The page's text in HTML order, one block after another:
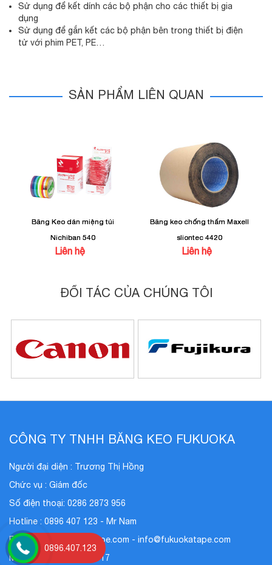
Sử dụng để kết dính các bộ phận cho các thiết bị gia
dụng
Sử dụng để gắn kết các bộ phận bên trong thiết bị điện
tử với phim PET, PE…
SẢN PHẨM LIÊN QUAN
Băng Keo dán miệng túi
Nichiban 540
Liên hệ
Băng keo chống thấm Maxell
sliontec 4420
Liên hệ
ĐỐI TÁC CỦA CHÚNG TÔI
CÔNG TY TNHH BĂNG KEO FUKUOKA
Người đại diện : Trương Thị Hồng
Chức vụ : Giám đốc
Số điện thoại: 0286 2873 956
Hotline : 0896 407 123 - Mr Nam
Email : nam@fukuokatape.com - info@fukuokatape.com
Mã số thuế : 0311731517
0896.407.123